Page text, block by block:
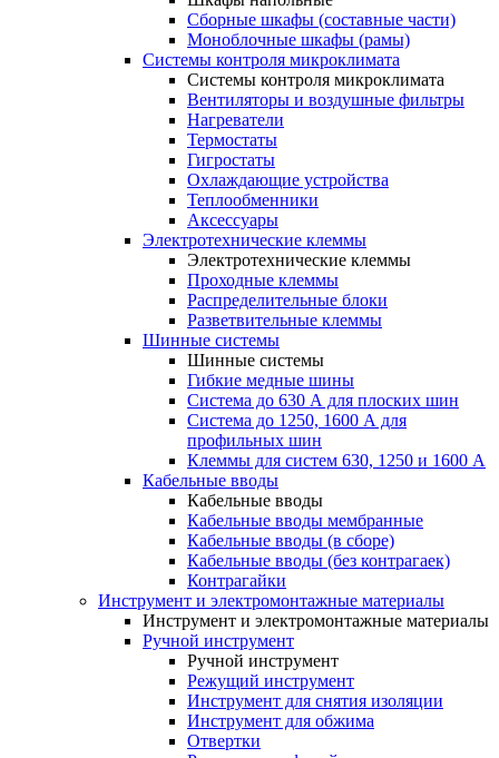
Сборные шкафы (составные части)
Моноблочные шкафы (рамы)
Системы контроля микроклимата
Системы контроля микроклимата
Вентиляторы и воздушные фильтры
Нагреватели
Термостаты
Гигростаты
Охлаждающие устройства
Теплообменники
Аксессуары
Электротехнические клеммы
Электротехнические клеммы
Проходные клеммы
Распределительные блоки
Разветвительные клеммы
Шинные системы
Шинные системы
Гибкие медные шины
Система до 630 А для плоских шин
Система до 1250, 1600 А для
профильных шин
Клеммы для систем 630, 1250 и 1600 А
Кабельные вводы
Кабельные вводы
Кабельные вводы мембранные
Кабельные вводы (в сборе)
Кабельные вводы (без контрагаек)
Контрагайки
Инструмент и электромонтажные материалы
Инструмент и электромонтажные материалы
Ручной инструмент
Ручной инструмент
Режущий инструмент
Инструмент для снятия изоляции
Инструмент для обжима
Отвертки